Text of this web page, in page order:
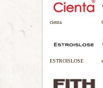
cienta
ESTROISLOSE